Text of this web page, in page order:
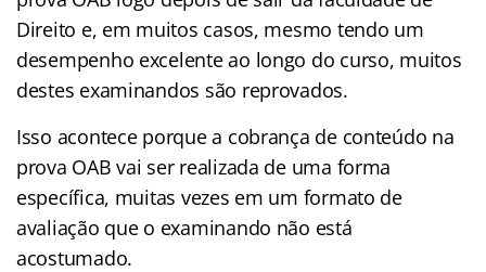
Direito e, em muitos casos, mesmo tendo um
desempenho excelente ao longo do curso, muitos
destes examinandos são reprovados.
Isso acontece porque a cobrança de conteúdo na
prova OAB vai ser realizada de uma forma
específica, muitas vezes em um formato de
avaliação que o examinando não está
acostumado.